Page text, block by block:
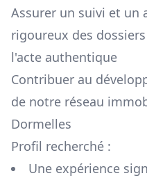
Assurer un suivi et un
rigoureux des
l'acte authentique
Contribuer au
de notre réseau
Dormelles
Profil recherché :
Une expérience